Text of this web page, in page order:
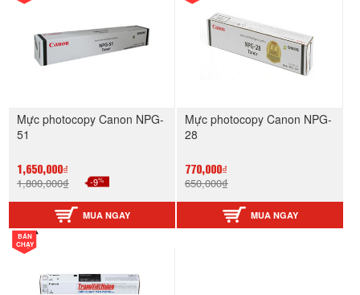
Mực photocopy Canon NPG-
51
1,650,000₫
1,800,000₫ -9%
MUA NGAY
Mực photocopy Canon NPG-
28
770,000₫
650,000₫
MUA NGAY
BÁN
CHẠY